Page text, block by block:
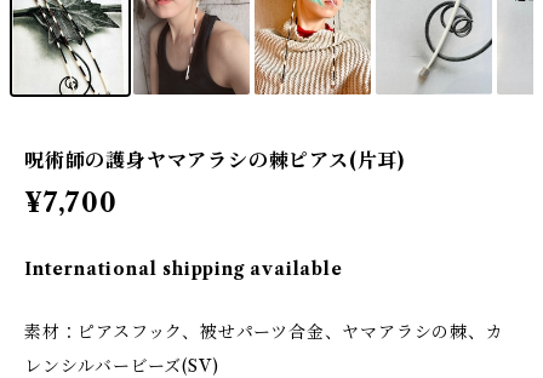
呪術師の護身ヤマアラシの棘ピアス(片耳)
¥7,700
International shipping available
素材：ピアスフック、被せパーツ合金、ヤマアラシの棘、カ
レンシルバービーズ(SV)